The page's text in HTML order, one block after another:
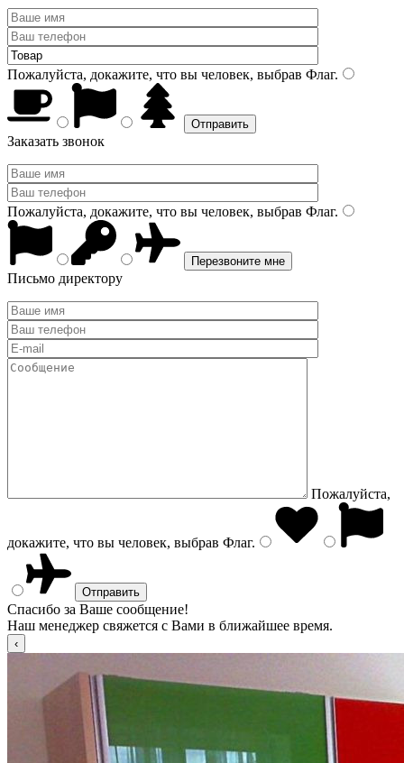
Пожалуйста, докажите, что вы человек, выбрав Флаг.
Заказать звонок
Пожалуйста, докажите, что вы человек, выбрав Флаг.
Письмо директору
Пожалуйста,
докажите, что вы человек, выбрав Флаг.
Спасибо за Ваше сообщение!
Наш менеджер свяжется с Вами в ближайшее время.